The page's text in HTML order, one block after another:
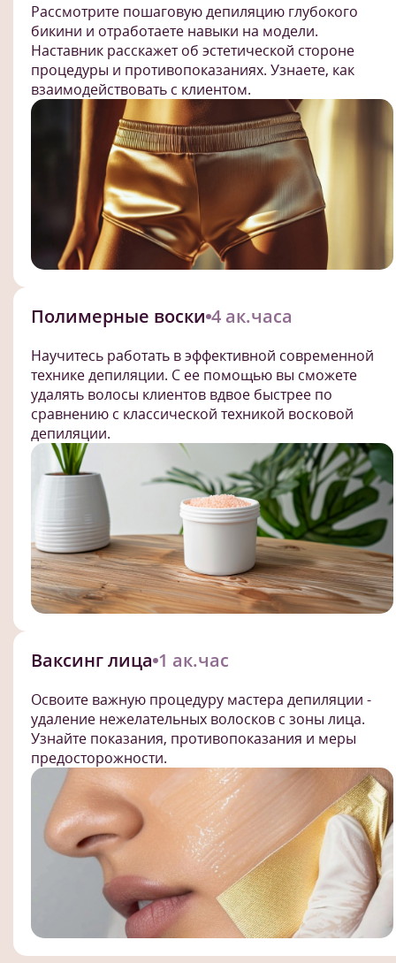
Рассмотрите пошаговую депиляцию глубокого
бикини и отработаете навыки на модели.
Наставник расскажет об эстетической стороне
процедуры и противопоказаниях. Узнаете, как
взаимодействовать с клиентом.
Полимерные воски 4 ак.часа
Научитесь работать в эффективной современной
технике депиляции. С ее помощью вы сможете
удалять волосы клиентов вдвое быстрее по
сравнению с классической техникой восковой
депиляции.
Ваксинг лица 1 ак.час
Освоите важную процедуру мастера депиляции -
удаление нежелательных волосков с зоны лица.
Узнайте показания, противопоказания и меры
предосторожности.